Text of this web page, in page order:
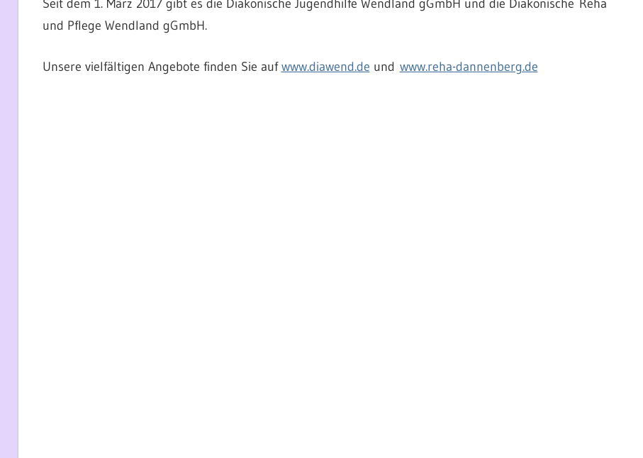
Seit dem 1. März 2017 gibt es die Diakonische Jugendhilfe Wendland gGmbH und die Diakonische Reha
und Pflege Wendland gGmbH.
Unsere vielfältigen Angebote finden Sie aufwww.diawend.de und www.reha-dannenberg.de